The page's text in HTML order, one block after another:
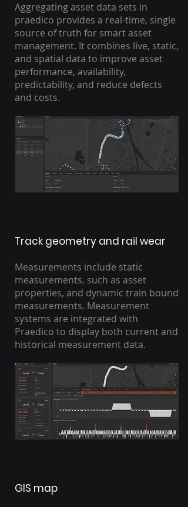
Aggregating asset data sets in
praedico provides a real-time, single
source of truth for smart asset
management. It combines live, static,
and spatial data to improve asset
performance, availability,
predictability, and reduce defects
and costs.
Track geometry and rail wear
Measurements include static
measurements, such as asset
properties, and dynamic train bound
measurements. Measurement
systems are integrated with
Praedico to display both current and
historical measurement data.
GIS map